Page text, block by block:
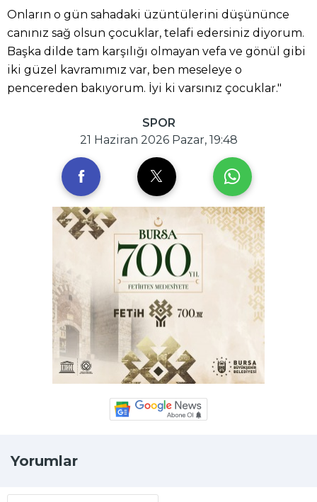
Onların o gün sahadaki üzüntülerini düşününce
canınız sağ olsun çocuklar, telafi edersiniz diyorum.
Başka dilde tam karşılığı olmayan vefa ve gönül gibi
iki güzel kavramımız var, ben meseleye o
pencereden bakıyorum. İyi ki varsınız çocuklar."
SPOR
21 Haziran 2026 Pazar, 19:48
Yorumlar